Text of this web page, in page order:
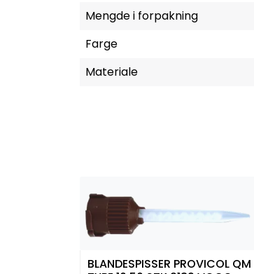
Mengde i forpakning
Farge
Materiale
BLANDESPISSER PROVICOL QM